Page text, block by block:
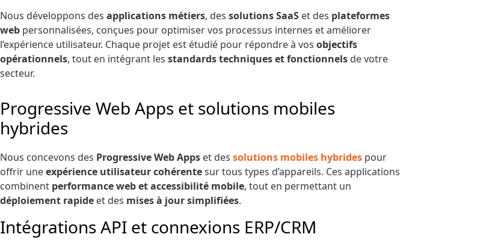
Nous développons des applications métiers, des solutions SaaS et des plateformes
web personnalisées, conçues pour optimiser vos processus internes et améliorer
l’expérience utilisateur. Chaque projet est étudié pour répondre à vos objectifs
opérationnels, tout en intégrant les standards techniques et fonctionnels de votre
secteur.
Progressive Web Apps et solutions mobiles
hybrides
Nous concevons des Progressive Web Apps et des solutions mobiles hybrides pour
offrir uneexpérience utilisateur cohérentesur tous types d’appareils. Ces applications
combinent performance web et accessibilité mobile, tout en permettant un
déploiement rapide et des mises à jour simplifiées.
Intégrations API et connexions ERP/CRM